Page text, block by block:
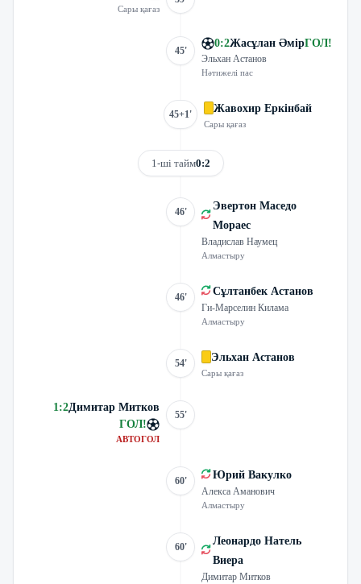
Сары қағаз
45'
0:2Жасұлан ӘмірГОЛ!
Эльхан Астанов
Нәтижелі пас
45+1' Жавохир Еркінбай
Сары қағаз
1-ші тайм0:2
46'
Эвертон Маседо
Мораес
Владислав Наумец
Алмастыру
46' Сұлтанбек Астанов
Ги-Марселин Килама
Алмастыру
54' Эльхан Астанов
Сары қағаз
1:2Димитар Митков
ГОЛ!
АВТОГОЛ
55'
60' Юрий Вакулко
Алекса Аманович
Алмастыру
60'
Леонардо Натель
Виера
Димитар Митков